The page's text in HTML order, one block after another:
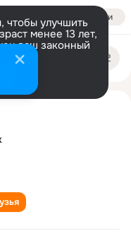
Войти
улучшить
менее 13 лет,
ваш законный